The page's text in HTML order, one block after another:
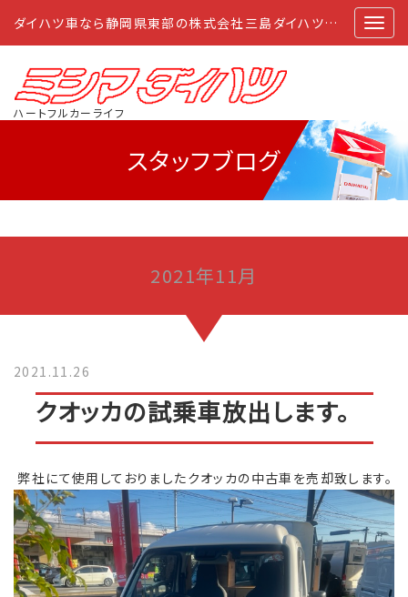
ダイハツ車なら静岡県東部の株式会社三島ダイハツにおまかせ
ハートフルカーライフ
スタッフブログ
2021年11月
2021.11.26
クオッカの試乗車放出します。
弊社にて使用しておりましたクオッカの中古車を売却致します。